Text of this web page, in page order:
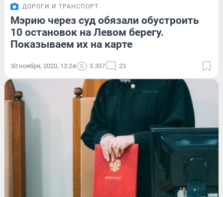
ДОРОГИ И ТРАНСПОРТ
Мэрию через суд обязали обустроить
10 остановок на Левом берегу.
Показываем их на карте
30 ноября, 2020, 13:24 5 307 23